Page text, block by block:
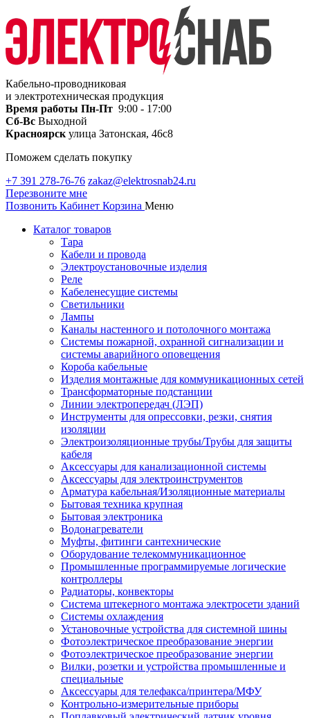
Кабельно-проводниковая
и электротехническая продукция
Время работы Пн-Пт 9:00 - 17:00
Сб-Вс Выходной
Красноярск улица Затонская, 46с8
Поможем сделать покупку
+7 391 278-76-76 zakaz@elektrosnab24.ru
Перезвоните мне
Позвонить Кабинет Корзина Меню
Каталог товаров
Тара
Кабели и провода
Электроустановочные изделия
Реле
Кабеленесущие системы
Светильники
Лампы
Каналы настенного и потолочного монтажа
Системы пожарной, охранной сигнализации и
системы аварийного оповещения
Короба кабельные
Изделия монтажные для коммуникационных сетей
Трансформаторные подстанции
Линии электропередач (ЛЭП)
Инструменты для опрессовки, резки, снятия
изоляции
Электроизоляционные трубы/Трубы для защиты
кабеля
Аксессуары для канализационной системы
Аксессуары для электроинструментов
Арматура кабельная/Изоляционные материалы
Бытовая техника крупная
Бытовая электроника
Водонагреватели
Муфты, фитинги сантехнические
Оборудование телекоммуникационное
Промышленные программируемые логические
контроллеры
Радиаторы, конвекторы
Система штекерного монтажа электросети зданий
Системы охлаждения
Установочные устройства для системной шины
Фотоэлектрическое преобразование энергии
Фотоэлектрическое преобразование энергии
Вилки, розетки и устройства промышленные и
специальные
Аксессуары для телефакса/принтера/МФУ
Контрольно-измерительные приборы